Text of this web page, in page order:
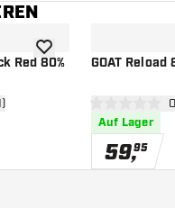
Red 80%
öffnen
Zur Wunschliste
GOAT
0
Auf Lager
59,95